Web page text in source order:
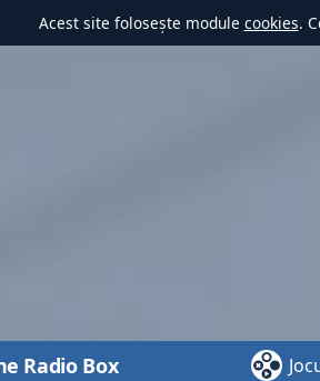
Acest site folosește module cookies.
Radio Box